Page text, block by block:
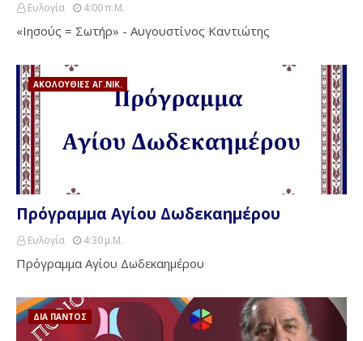
Ευλογία 4:00 Π.μ.
«Ιησούς = Σωτήρ» - Αυγουστίνος Καντιώτης
ΑΚΟΛΟΥΘΙΕΣ ΑΓ.ΝΙΚ.
Πρόγραμμα Αγίου Δωδεκαημέρου
Ευλογία 4:30 Μ.μ.
Πρόγραμμα Αγίου Δωδεκαημέρου
ΔΙΑ ΠΑΝΤΟΣ